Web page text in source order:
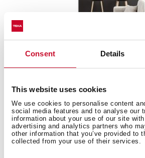
Consent Details
This website uses cookies
We use cookies to personalise content
social media features and to analyse our
information about your use of our site
advertising and analytics partners who
other information that you’ve provided to
collected from your use of their services.